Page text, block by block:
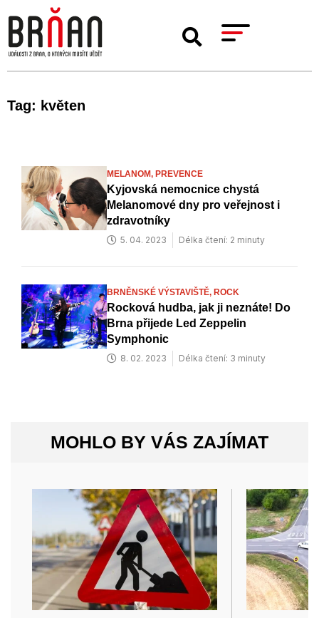
Tag: květen
MELANOM, PREVENCE
Kyjovská nemocnice chystá
Melanomové dny pro veřejnost i
zdravotníky
5. 04. 2023 Délka čtení: 2 minuty
BRNĚNSKÉ VÝSTAVIŠTĚ, ROCK
Rocková hudba, jak ji neznáte! Do
Brna přijede Led Zeppelin
Symphonic
8. 02. 2023 Délka čtení: 3 minuty
MOHLO BY VÁS ZAJÍMAT